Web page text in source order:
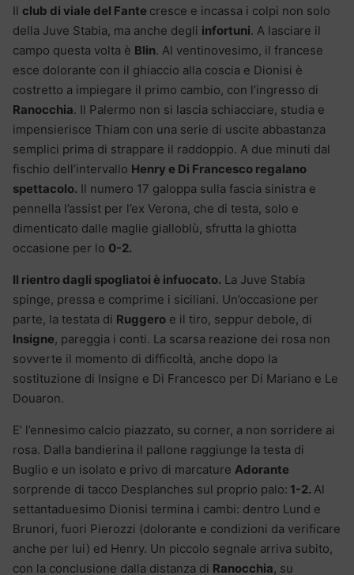
Il club di viale del Fante cresce e incassa i colpi non solo
della Juve Stabia, ma anche degli infortuni. A lasciare il
campo questa volta è Blin. Al ventinovesimo, il francese
esce dolorante con il ghiaccio alla coscia e Dionisi è
costretto a impiegare il primo cambio, con l’ingresso di
Ranocchia. Il Palermo non si lascia schiacciare, studia e
impensierisce Thiam con una serie di uscite abbastanza
semplici prima di strappare il raddoppio. A due minuti dal
fischio dell’intervallo Henry e Di Francesco regalano
spettacolo. Il numero 17 galoppa sulla fascia sinistra e
pennella l’assist per l’ex Verona, che di testa, solo e
dimenticato dalle maglie gialloblù, sfrutta la ghiotta
occasione per lo 0-2.
Il rientro dagli spogliatoi è infuocato. La Juve Stabia
spinge, pressa e comprime i siciliani. Un’occasione per
parte, la testata di Ruggero e il tiro, seppur debole, di
Insigne, pareggia i conti. La scarsa reazione dei rosa non
sovverte il momento di difficoltà, anche dopo la
sostituzione di Insigne e Di Francesco per Di Mariano e Le
Douaron.
E’ l’ennesimo calcio piazzato, su corner, a non sorridere ai
rosa. Dalla bandierina il pallone raggiunge la testa di
Buglio e un isolato e privo di marcature Adorante
sorprende di tacco Desplanches sul proprio palo: 1-2. Al
settantaduesimo Dionisi termina i cambi: dentro Lund e
Brunori, fuori Pierozzi (dolorante e condizioni da verificare
anche per lui) ed Henry. Un piccolo segnale arriva subito,
con la conclusione dalla distanza di Ranocchia, su